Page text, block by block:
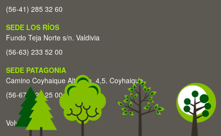
(56-41) 285 32 60
SEDE LOS RÍOS
Fundo Teja Norte s/n. Valdivia
(56-63) 233 52 00
SEDE PATAGONIA
Camino Coyhaique Alto Km. 4,5. Coyhaique
(56-67) 226 25 00
Volver arriba